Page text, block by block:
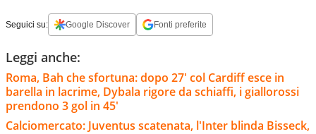
Seguici su: Google Discover Fonti preferite
Leggi anche:
Roma, Bah che sfortuna: dopo 27' col Cardiff esce in
barella in lacrime, Dybala rigore da schiaffi, i giallorossi
prendono 3 gol in 45'
Calciomercato: Juventus scatenata, l'Inter blinda Bisseck,